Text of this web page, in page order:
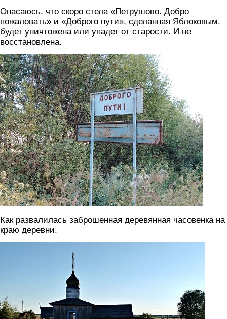
Опасаюсь, что скоро стела «Петрушово. Добро
пожаловать» и «Доброго пути», сделанная Яблоковым,
будет уничтожена или упадет от старости. И не
восстановлена.
1.jpg
Как развалилась заброшенная деревянная часовенка на
краю деревни.